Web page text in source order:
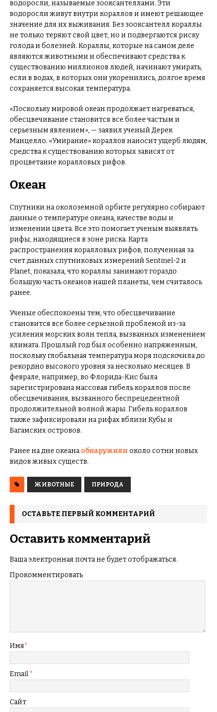
водоросли, называемые зооксантеллами. Эти
водоросли живут внутри кораллов и имеют решающее
значение для их выживания. Без зооксантелл кораллы
не только теряют свой цвет, но и подвергаются риску
голода и болезней. Кораллы, которые на самом деле
являются животными и обеспечивают средства к
существованию миллионов людей, начинают умирать,
если в водах, в которых они укоренились, долгое время
сохраняется высокая температура.
«Поскольку мировой океан продолжает нагреваться,
обесцвечивание становится все более частым и
серьезным явлением», — заявил ученый Дерек
Манцелло. «Умирание» кораллов наносит ущерб людям,
средства к существованию которых зависят от
процветание коралловых рифов.
Океан
Спутники на околоземной орбите регулярно собирают
данные о температуре океана, качестве воды и
изменении цвета. Все это помогает ученым выявлять
рифы, находящиеся в зоне риска. Карта
распространения коралловых рифов, полученная за
счет данных спутниковых измерений Sentinel-2 и
Planet, показала, что кораллы занимают гораздо
большую часть океанов нашей планеты, чем считалось
ранее.
Ученые обеспокоены тем, что обесцвечивание
становится все более серьезной проблемой из-за
усиления морских волн тепла, вызванных изменением
климата. Прошлый год был особенно напряженным,
поскольку глобальная температура моря подскочила до
рекордно высокого уровня за несколько месяцев. В
феврале, например, во Флорида-Кис была
зарегистрирована массовая гибель кораллов после
обесцвечивания, вызванного беспрецедентной
продолжительной волной жары. Гибель кораллов
также зафиксировали на рифах вблизи Кубы и
Багамских островов.
Ранее на дне океана обнаружили около сотни новых
видов живых существ.
ЖИВОТНЫЕ ПРИРОДА
ОСТАВЬТЕ ПЕРВЫЙ КОММЕНТАРИЙ
Оставить комментарий
Ваша электронная почта не будет отображаться.
Прокомментировать
Имя*
Email *
Сайт